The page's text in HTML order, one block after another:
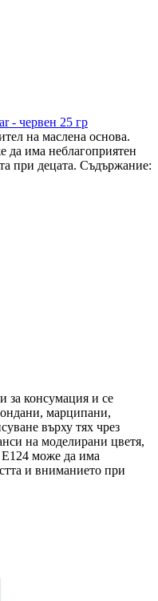
- червен 25 гр
на маслена основа.
да има неблагоприятен
при децата. Съдържание:
за консумация и се
марципани,
върху тях чрез
на моделирани цветя,
може да има
и вниманието при